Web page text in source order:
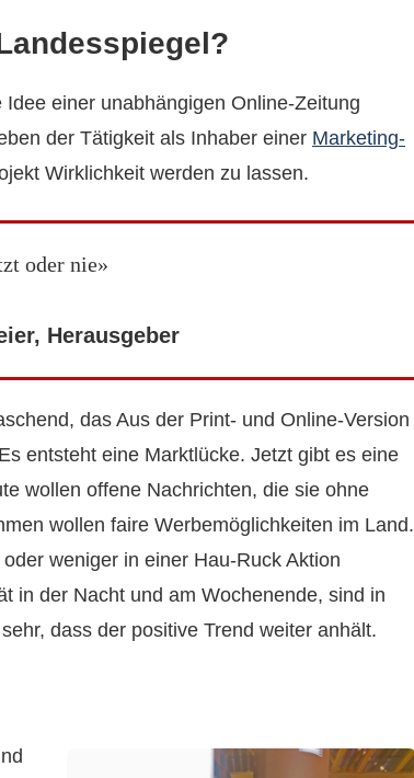
einer unabhängigen Online-Zeitung
der Tätigkeit als Inhaber einer Marketing-
Wirklichkeit werden zu lassen.
oder nie»
Herausgeber
das Aus der Print- und Online-Version
entsteht eine Marktlücke. Jetzt gibt es eine
wollen offene Nachrichten, die sie ohne
wollen faire Werbemöglichkeiten im Land.
weniger in einer Hau-Ruck Aktion
in der Nacht und am Wochenende, sind in
dass der positive Trend weiter anhält.